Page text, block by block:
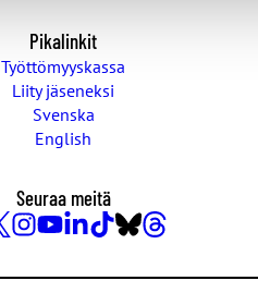
Pikalinkit
Työttömyyskassa
Liity jäseneksi
Svenska
English
Seuraa meitä